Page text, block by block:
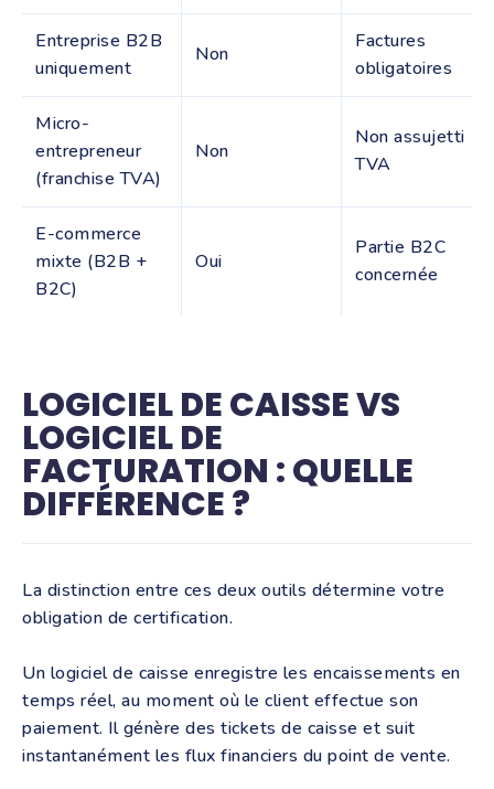
Entreprise B2B
uniquement
Non
Factures
obligatoires
Micro-
entrepreneur
(franchise TVA)
Non
Non assujetti
TVA
E-commerce
mixte (B2B +
B2C)
Oui
Partie B2C
concernée
LOGICIEL DE CAISSE VS
LOGICIEL DE
FACTURATION : QUELLE
DIFFÉRENCE ?
La distinction entre ces deux outils détermine votre
obligation de certification.
Un logiciel de caisse enregistre les encaissements en
temps réel, au moment où le client effectue son
paiement. Il génère des tickets de caisse et suit
instantanément les flux financiers du point de vente.